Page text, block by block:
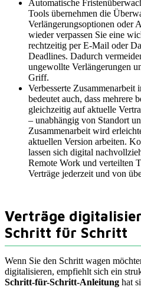
Automatische
Tools übernehmen die
Verlängerungsoptionen oder
wieder verpassen Sie eine
rechtzeitig per E-Mail oder
Deadlines. Dadurch
ungewollte Verlängerungen
Griff.
Verbesserte Zusammenarbeit
bedeutet auch, dass mehrere
gleichzeitig auf aktuelle
– unabhängig von Standort
Zusammenarbeit wird
aktuellen Version arbeiten.
lassen sich digital
Remote Work und verteilten
Verträge jederzeit und von
Verträge
Schritt für Schritt
Wenn Sie den Schritt wagen
digitalisieren, empfiehlt sich ein
Schritt-für-Schritt-Anleitung hat